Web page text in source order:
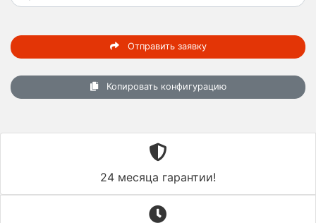
Отправить заявку
Копировать конфигурацию
24 месяца гарантии!